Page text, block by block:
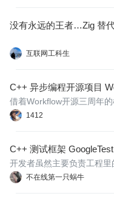
没有永远的王者…Zig 替
互联网工科生
C++ 异步编程开源项目
1412
借着Workflow开源三周年
开心看到Workflow依然持
C++ 测试框架
不在线第一只蜗牛
开发者虽然主要负责工程里
都是需要开发者自测通过